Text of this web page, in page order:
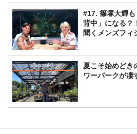
#17. 篠塚大輝
背中」になる？
聞くメンズフィ
夏こそ始めどき
ワーパークが凄